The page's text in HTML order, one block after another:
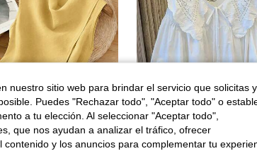
4,73
4,73
nuestro sitio web para brindar el servicio que solicitas y
Puedes "Rechazar todo", "Aceptar todo" o
a tu elección. Al seleccionar "Aceptar todo",
que nos ayudan a analizar el tráfico, ofrecer
y los anuncios para complementar tu